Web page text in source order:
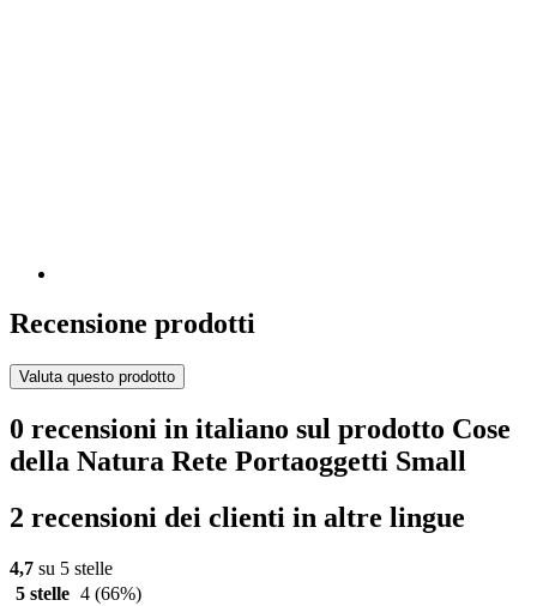
Recensione prodotti
Valuta questo prodotto
0 recensioni in italiano sul prodotto Cose
della Natura Rete Portaoggetti Small
2 recensioni dei clienti in altre lingue
4,7 su 5 stelle
5 stelle 4 (66%)